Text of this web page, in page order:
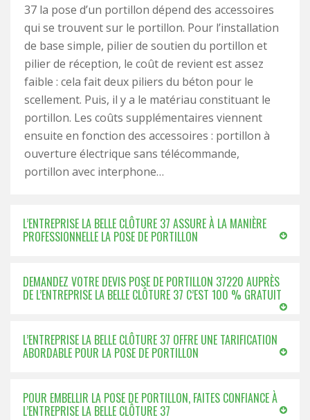
37 la pose d’un portillon dépend des accessoires
qui se trouvent sur le portillon. Pour l’installation
de base simple, pilier de soutien du portillon et
pilier de réception, le coût de revient est assez
faible : cela fait deux piliers du béton pour le
scellement. Puis, il y a le matériau constituant le
portillon. Les coûts supplémentaires viennent
ensuite en fonction des accessoires : portillon à
ouverture électrique sans télécommande,
portillon avec interphone…
L’ENTREPRISE LA BELLE CLÔTURE 37 ASSURE À LA MANIÈRE
PROFESSIONNELLE LA POSE DE PORTILLON
DEMANDEZ VOTRE DEVIS POSE DE PORTILLON 37220 AUPRÈS
DE L’ENTREPRISE LA BELLE CLÔTURE 37 C’EST 100 % GRATUIT
L’ENTREPRISE LA BELLE CLÔTURE 37 OFFRE UNE TARIFICATION
ABORDABLE POUR LA POSE DE PORTILLON
POUR EMBELLIR LA POSE DE PORTILLON, FAITES CONFIANCE À
L’ENTREPRISE LA BELLE CLÔTURE 37